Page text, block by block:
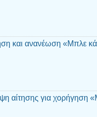
και ανανέωση «Μπλε
αίτησης για χορήγηση